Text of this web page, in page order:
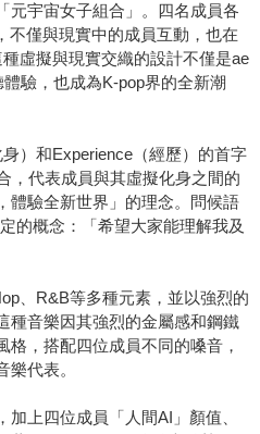
元宇宙女子組合」。四名成員各
不僅與現實中的成員互動，也在
虛擬與現實交織的設計不僅是ae
驗，也成為K-pop界的全新潮
）和Experience（經歷）的首字
，代表成員與其虛擬化身之間的
體驗全新世界」的理念。問候語
的概念：「希望大家能理解我及
、R&B等多種元素，並以強烈的
種音樂因其強烈的金屬感和鋼鐵
，搭配四位成員不同的嗓音，
代表。
上四位成員「人間AI」顏值、